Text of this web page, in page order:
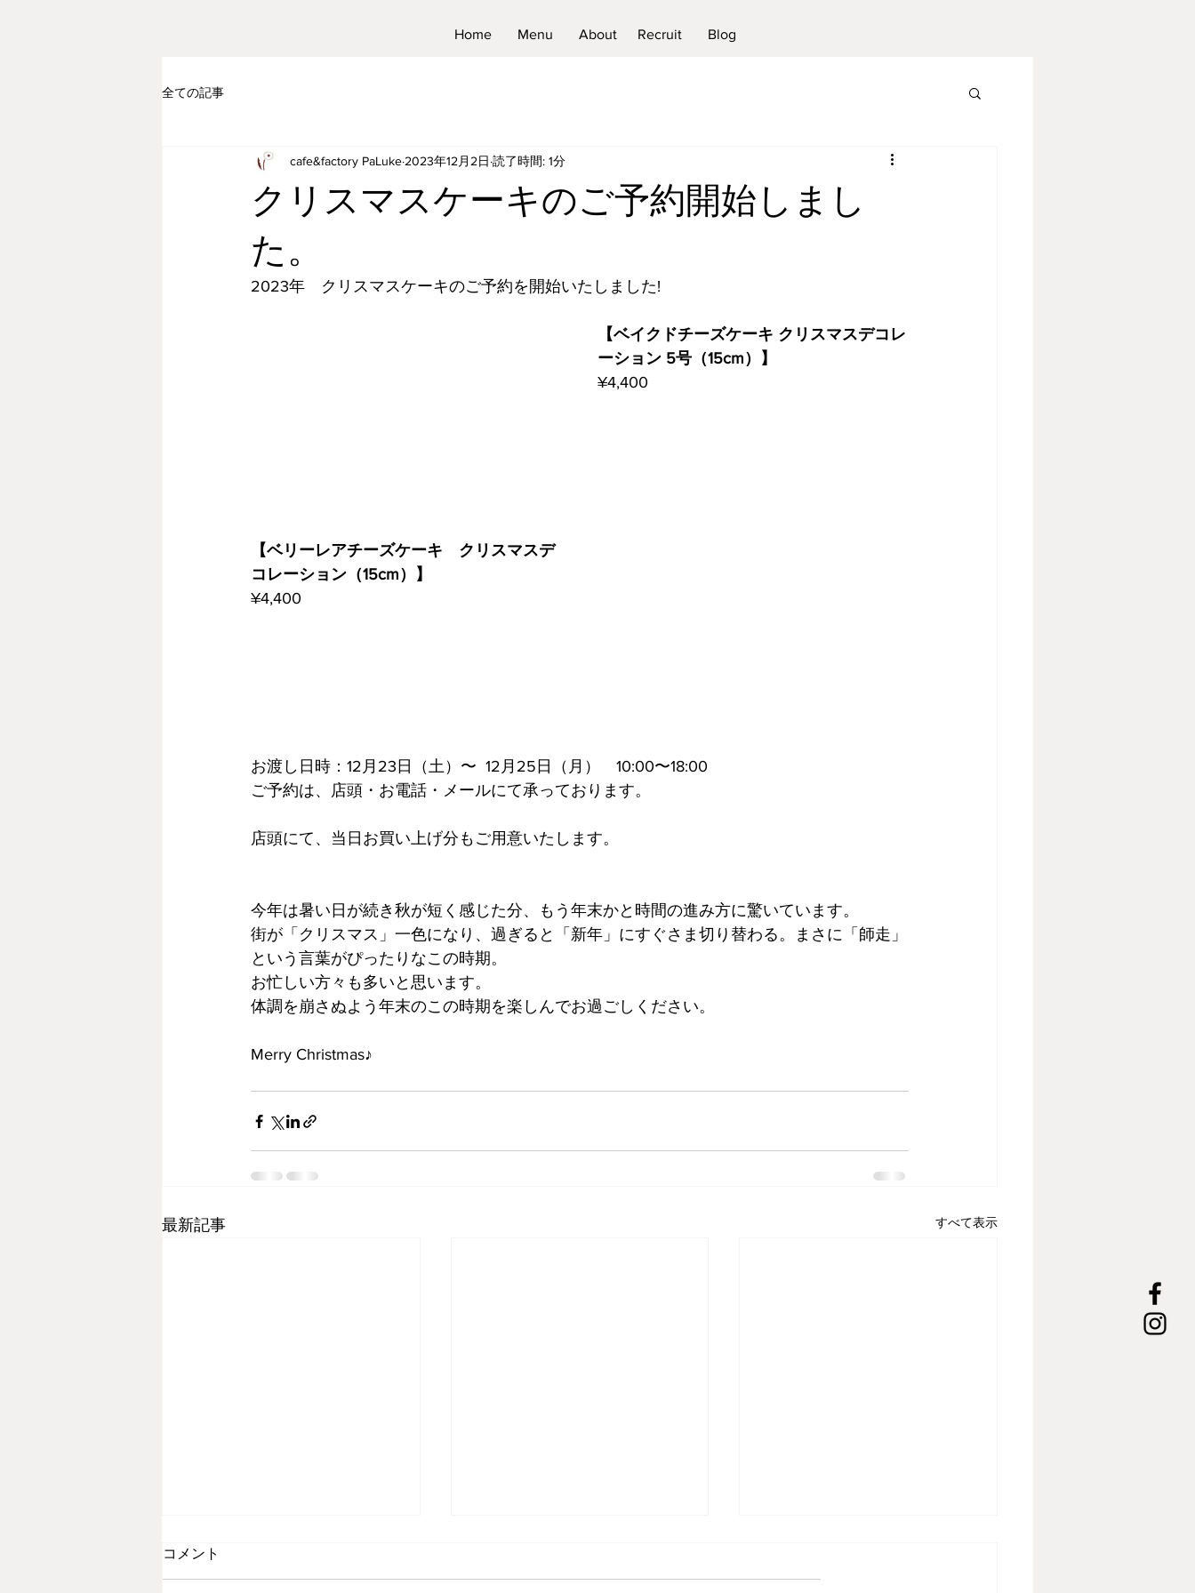
Home Menu About Recruit Blog
全ての記事
クリスマスケーキのご予約開始しまし
た。
cafe&factory PaLuke 2023年12月2日 読了時間: 1分
2023年　クリスマスケーキのご予約を開始いたしました!
【ベイクドチーズケーキ クリスマスデコレ
ーション 5号（15cm）】
¥4,400
【ベリーレアチーズケーキ　クリスマスデ
コレーション（15cm）】
¥4,400
お渡し日時：12月23日（土）〜  12月25日（月）　10:00〜18:00
ご予約は、店頭・お電話・メールにて承っております。
店頭にて、当日お買い上げ分もご用意いたします。
今年は暑い日が続き秋が短く感じた分、もう年末かと時間の進み方に驚いています。
街が「クリスマス」一色になり、過ぎると「新年」にすぐさま切り替わる。まさに「師走」
という言葉がぴったりなこの時期。
お忙しい方々も多いと思います。
体調を崩さぬよう年末のこの時期を楽しんでお過ごしください。
Merry Christmas♪
最新記事 すべて表示
チーズケーキの価格改定のお
コメント